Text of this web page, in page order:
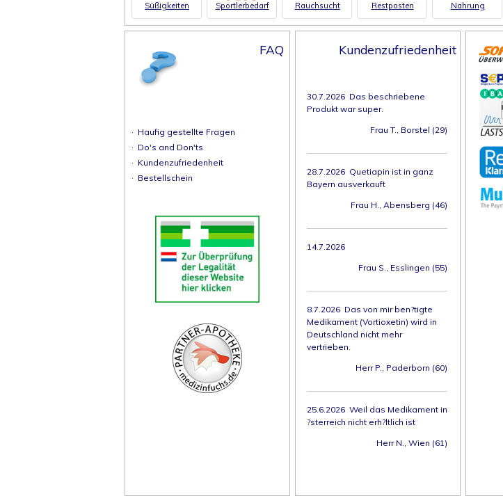
Süßigkeiten Sportlerbedarf Rauchsucht Restposten Nahrung
FAQ
· Haufig gestellte Fragen
· Do's and Don'ts
· Kundenzufriedenheit
· Bestellschein
Kundenzufriedenheit
30.7.2026 Das beschriebene
Produkt war super.
Frau T., Borstel (29)
28.7.2026 Quetiapin ist in ganz
Bayern ausverkauft
Frau H., Abensberg (46)
14.7.2026
Frau S., Esslingen (55)
8.7.2026 Das von mir ben?tigte
Medikament (Vortioxetin) wird in
Deutschland nicht mehr
vertrieben.
Herr P., Paderborn (60)
25.6.2026 Weil das Medikament in
?sterreich nicht erh?ltlich ist
Herr N., Wien (61)